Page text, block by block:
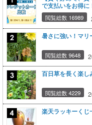
で支払いをお得に
閲覧総数 16989
暑さに強い！マリ
閲覧総数 9648
百日草を長く楽し
閲覧総数 4229
楽天ラッキーくじ